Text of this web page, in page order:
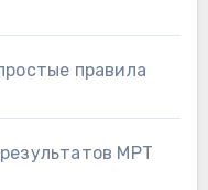
правила
МРТ